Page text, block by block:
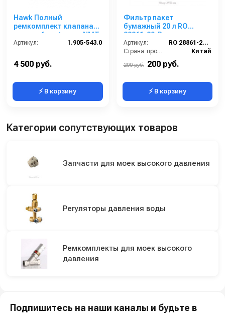
Hawk Полный
ремкомплект клапана
помпы, 6 шт (серия NMT,
NPM, MT)
Артикул: 1.905-543.0
4 500 руб.
⚡ В корзину
Фильтр пакет
бумажный 20 л RO
28861-20-P
Артикул:
RO 28861-20-P
Страна-производитель:
Китай
200 руб. 200 руб.
⚡ В корзину
Категории сопутствующих товаров
Запчасти для моек высокого давления
Регуляторы давления воды
Ремкомплекты для моек высокого
давления
Подпишитесь на наши каналы и будьте в